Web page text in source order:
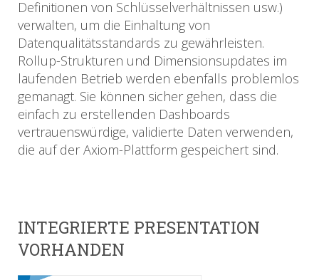
Definitionen von Schlüsselverhältnissen usw.)
verwalten, um die Einhaltung von
Datenqualitätsstandards zu gewährleisten.
Rollup-Strukturen und Dimensionsupdates im
laufenden Betrieb werden ebenfalls problemlos
gemanagt. Sie können sicher gehen, dass die
einfach zu erstellenden Dashboards
vertrauenswürdige, validierte Daten verwenden,
die auf der Axiom-Plattform gespeichert sind.
INTEGRIERTE PRESENTATION
VORHANDEN